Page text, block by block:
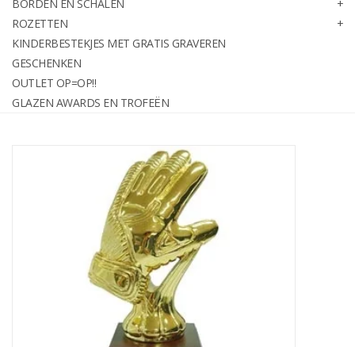
Rozetten
Kinderbestekjes met gratis
Glazen awards en trofeën
Relatiegeschenken
BORDEN EN SCHALEN
ROZETTEN
KINDERBESTEKJES MET GRATIS GRAVEREN
GESCHENKEN
OUTLET OP=OP!!
GLAZEN AWARDS EN TROFEËN